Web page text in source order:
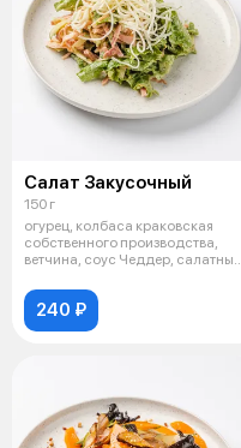
Салат Закусочный
150 г
огурец, колбаса краковская
собственного производства,
ветчина, соус Чеддер, салатный
240 ₽